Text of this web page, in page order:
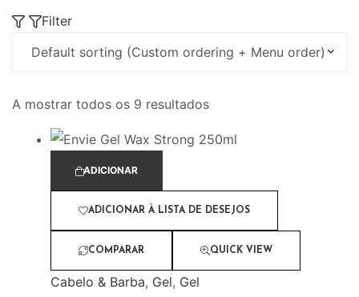
Filter
A mostrar todos os 9 resultados
ADICIONAR
ADICIONAR À LISTA DE DESEJOS
COMPARAR QUICK VIEW
Cabelo & Barba, Gel, Gel